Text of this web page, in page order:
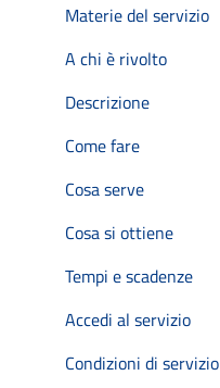
Materie del servizio
A chi è rivolto
Descrizione
Come fare
Cosa serve
Cosa si ottiene
Tempi e scadenze
Accedi al servizio
Condizioni di servizio